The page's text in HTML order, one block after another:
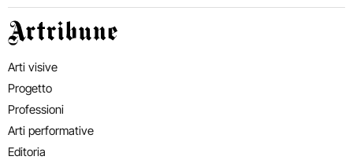
Artribune
Arti visive
Progetto
Professioni
Arti performative
Editoria